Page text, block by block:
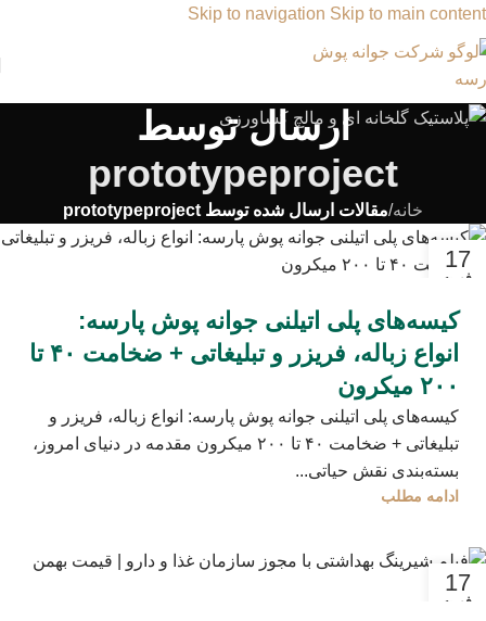
Skip to navigation Skip to main content
ارسال توسط
prototypeproject
خانه/مقالات ارسال شده توسط prototypeproject
17
فوریه
کیسه‌های پلی اتیلنی جوانه پوش پارسه:
انواع زباله، فریزر و تبلیغاتی + ضخامت ۴۰ تا
۲۰۰ میکرون
کیسه‌های پلی اتیلنی جوانه پوش پارسه: انواع زباله، فریزر و
تبلیغاتی + ضخامت ۴۰ تا ۲۰۰ میکرون مقدمه در دنیای امروز،
بسته‌بندی نقش حیاتی...
ادامه مطلب
17
فوریه